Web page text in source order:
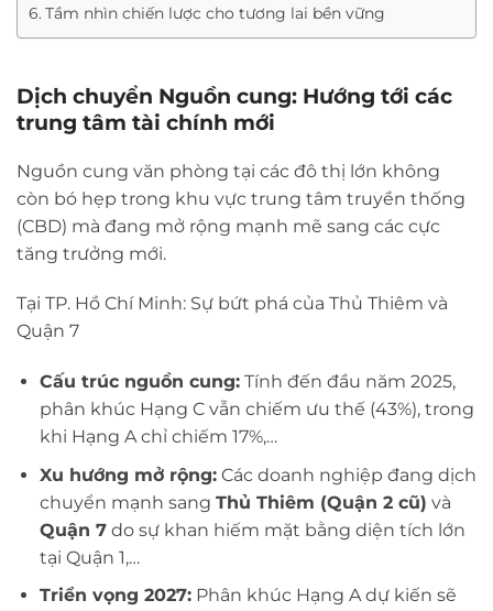
Tầm nhìn chiến lược cho tương lai bền vững
Dịch chuyển Nguồn cung: Hướng tới các
trung tâm tài chính mới
Nguồn cung văn phòng tại các đô thị lớn không
còn bó hẹp trong khu vực trung tâm truyền thống
(CBD) mà đang mở rộng mạnh mẽ sang các cực
tăng trưởng mới.
Tại TP. Hồ Chí Minh: Sự bứt phá của Thủ Thiêm và
Quận 7
Cấu trúc nguồn cung:Tính đến đầu năm 2025,
phân khúc Hạng C vẫn chiếm ưu thế (43%), trong
khi Hạng A chỉ chiếm 17%,…
Xu hướng mở rộng:Các doanh nghiệp đang dịch
chuyển mạnh sang Thủ Thiêm (Quận 2 cũ) và
Quận 7do sự khan hiếm mặt bằng diện tích lớn
tại Quận 1,…
Triển vọng 2027:Phân khúc Hạng A dự kiến sẽ